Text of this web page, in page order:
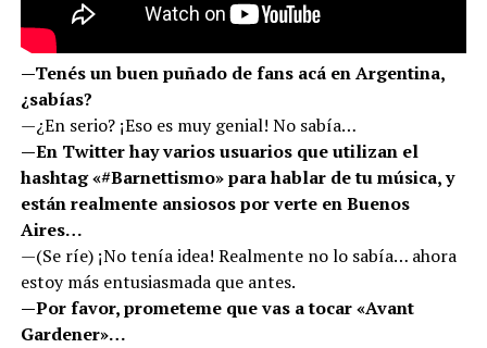
—Tenés un buen puñado de fans acá en Argentina,
¿sabías?
—¿En serio? ¡Eso es muy genial! No sabía…
—En Twitter hay varios usuarios que utilizan el
hashtag «#Barnettismo» para hablar de tu música, y
están realmente ansiosos por verte en Buenos
Aires…
—(Se ríe) ¡No tenía idea! Realmente no lo sabía… ahora
estoy más entusiasmada que antes.
—Por favor, prometeme que vas a tocar «Avant
Gardener»…